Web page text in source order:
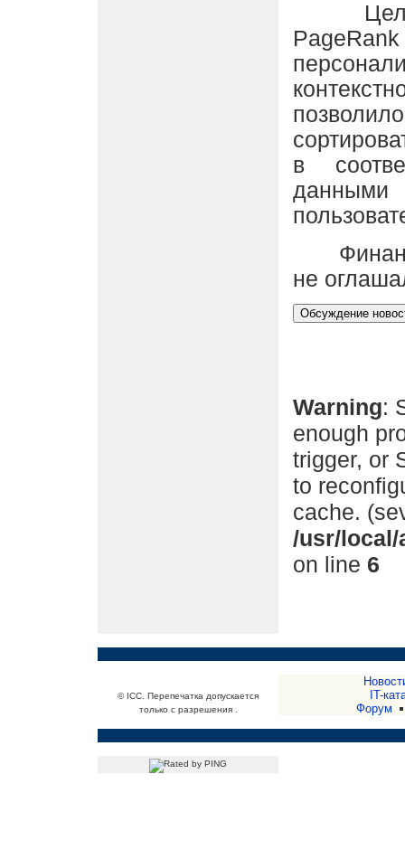
Цель
в
не
Warning:
enough
trigger, or
to
cache.
/usr/local/
on line 6
© ICC. Перепечатка допускается
только с разрешения .
IT-
Форум